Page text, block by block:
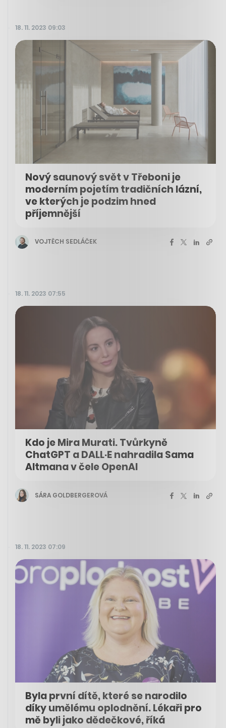
18. 11. 2023 09:03
Nový saunový svět v Třeboni je
moderním pojetím tradičních lázní,
ve kterých je podzim hned
příjemnější
VOJTĚCH SEDLÁČEK
18. 11. 2023 07:55
Kdo je Mira Murati. Tvůrkyně
ChatGPT a DALL·E nahradila Sama
Altmana v čele OpenAI
SÁRA GOLDBERGEROVÁ
18. 11. 2023 07:09
Byla první dítě, které se narodilo
díky umělému oplodnění. Lékaři pro
mě byli jako dědečkové, říká